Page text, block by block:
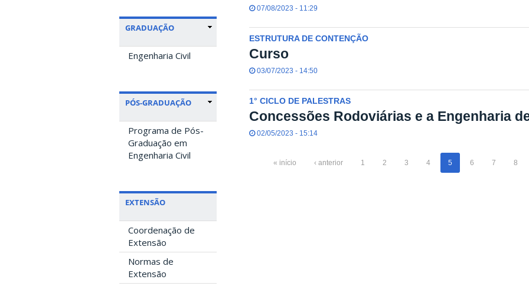
GRADUAÇÃO
Engenharia Civil
PÓS-GRADUAÇÃO
Programa de Pós-
Graduação em
Engenharia Civil
EXTENSÃO
Coordenação de
Extensão
Normas de
Extensão
07/08/2023 - 11:29
ESTRUTURA DE CONTENÇÃO
Curso
03/07/2023 - 14:50
1° CICLO DE PALESTRAS
Concessões Rodoviárias e a Engenharia
02/05/2023 - 15:14
« início ‹ anterior 1 2 3 4 5 6 7 8